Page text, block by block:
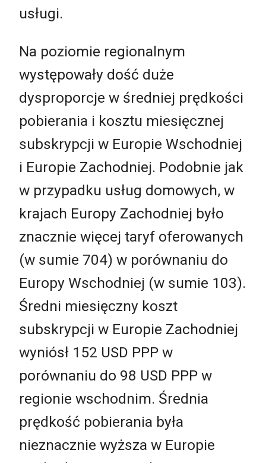
usługi.
Na poziomie regionalnym
występowały dość duże
dysproporcje w średniej prędkości
pobierania i kosztu miesięcznej
subskrypcji w Europie Wschodniej
i Europie Zachodniej. Podobnie jak
w przypadku usług domowych, w
krajach Europy Zachodniej było
znacznie więcej taryf oferowanych
(w sumie 704) w porównaniu do
Europy Wschodniej (w sumie 103).
Średni miesięczny koszt
subskrypcji w Europie Zachodniej
wyniósł 152 USD PPP w
porównaniu do 98 USD PPP w
regionie wschodnim. Średnia
prędkość pobierania była
nieznacznie wyższa w Europie